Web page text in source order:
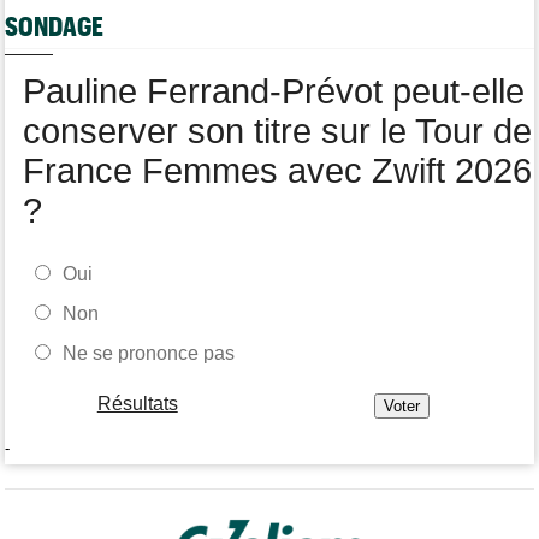
Joao Almeida a dû abandonner après une chute
SONDAGE
Pauline Ferrand-Prévot peut-elle
conserver son titre sur le Tour de
France Femmes avec Zwift 2026
?
Oui
Non
Ne se prononce pas
Résultats
-